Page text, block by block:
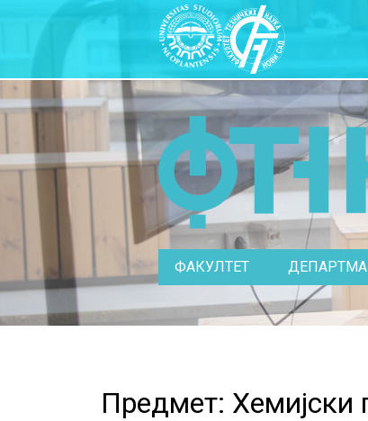
ФАКУЛТЕТ
Предмет: